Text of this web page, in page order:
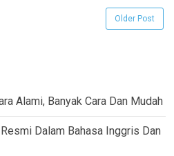
Older Post
Alami, Banyak Cara Dan Mudah
Dalam Bahasa Inggris Dan